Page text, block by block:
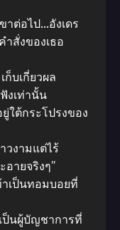
าต่อไป…อังเดร
สั่งของเธอ
ก็บเกี่ยวผล
งเท่านั้น
ใต้กระโปรงของ
วงามแต่ไร้
อายจริงๆ”
าเป็นทอมบอยที่
ป็นผู้บัญชาการที่